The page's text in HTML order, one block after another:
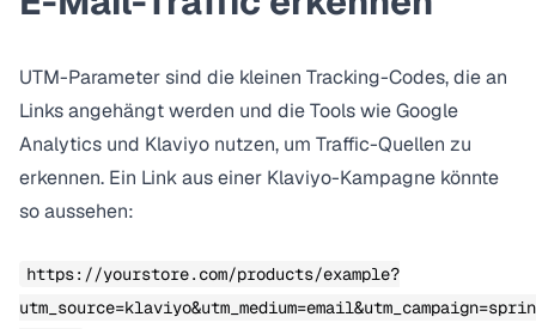
UTM-Parameter sind die kleinen Tracking-Codes, die an
Links angehängt werden und die Tools wie Google
Analytics und Klaviyo nutzen, um Traffic-Quellen zu
erkennen. Ein Link aus einer Klaviyo-Kampagne könnte
so aussehen:
https://yourstore.com/products/example?